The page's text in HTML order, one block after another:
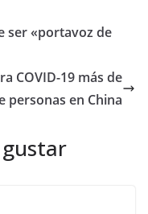
ser «portavoz de
COVID-19 más de
personas en China